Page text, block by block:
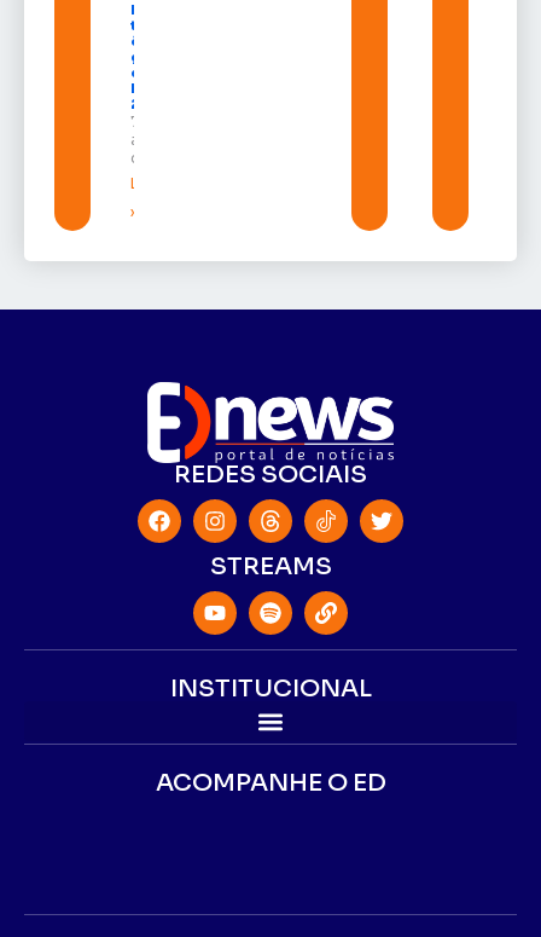
Macapá
terá
ônibus
gratuitos
durante a
Expofeira
2026
7 de
agosto
de 2026
Leia mais
»
REDES SOCIAIS
STREAMS
INSTITUCIONAL
ACOMPANHE O ED